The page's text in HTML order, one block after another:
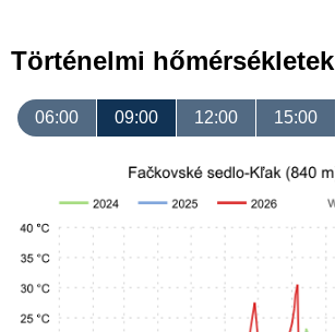
Történelmi hőmérsékletek
06:00 09:00 12:00 15:00